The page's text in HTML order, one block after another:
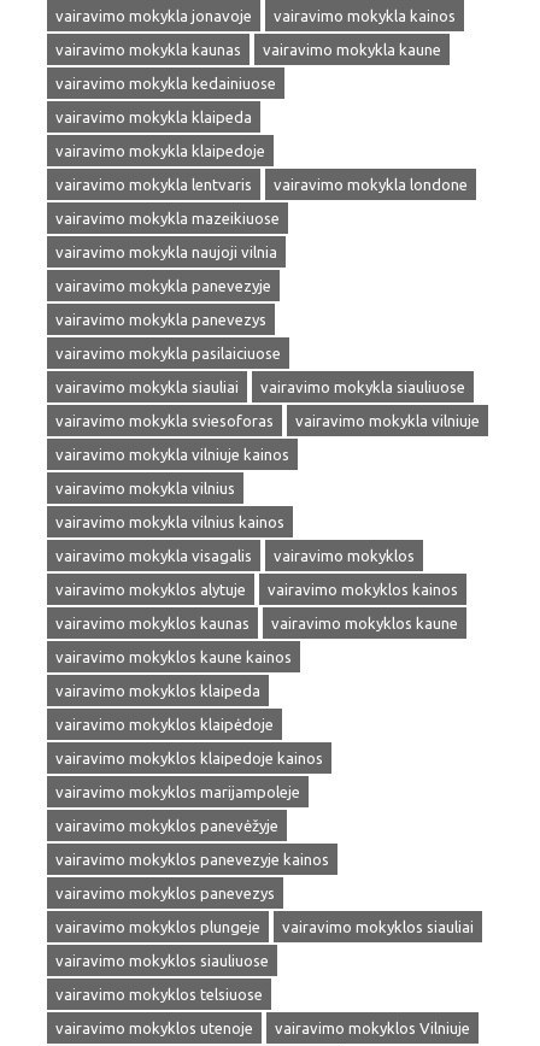
vairavimo mokykla jonavoje
vairavimo mokykla kainos
vairavimo mokykla kaunas
vairavimo mokykla kaune
vairavimo mokykla kedainiuose
vairavimo mokykla klaipeda
vairavimo mokykla klaipedoje
vairavimo mokykla lentvaris
vairavimo mokykla londone
vairavimo mokykla mazeikiuose
vairavimo mokykla naujoji vilnia
vairavimo mokykla panevezyje
vairavimo mokykla panevezys
vairavimo mokykla pasilaiciuose
vairavimo mokykla siauliai
vairavimo mokykla siauliuose
vairavimo mokykla sviesoforas
vairavimo mokykla vilniuje
vairavimo mokykla vilniuje kainos
vairavimo mokykla vilnius
vairavimo mokykla vilnius kainos
vairavimo mokykla visagalis
vairavimo mokyklos
vairavimo mokyklos alytuje
vairavimo mokyklos kainos
vairavimo mokyklos kaunas
vairavimo mokyklos kaune
vairavimo mokyklos kaune kainos
vairavimo mokyklos klaipeda
vairavimo mokyklos klaipėdoje
vairavimo mokyklos klaipedoje kainos
vairavimo mokyklos marijampoleje
vairavimo mokyklos panevėžyje
vairavimo mokyklos panevezyje kainos
vairavimo mokyklos panevezys
vairavimo mokyklos plungeje
vairavimo mokyklos siauliai
vairavimo mokyklos siauliuose
vairavimo mokyklos telsiuose
vairavimo mokyklos utenoje
vairavimo mokyklos Vilniuje